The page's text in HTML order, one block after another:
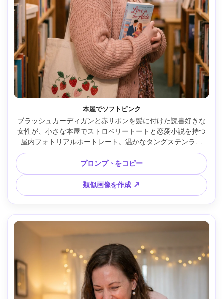
本屋でソフトピンク
ブラッシュカーディガンと赤リボンを髪に付けた読書好きな
女性が、小さな本屋でストロベリートートと恋愛小説を持つ
屋内フォトリアルポートレート。温かなタングステンラン
プ、クリーミーボケの棚、Fujifilm X-T5 56mm f/1.2、親密な
構図、穏やかな笑顔、ソフトパステル調、リアルな質感、シ
ネマティックでソフトなライティング --ar 4:5
プロンプトをコピー
類似画像を作成 ↗